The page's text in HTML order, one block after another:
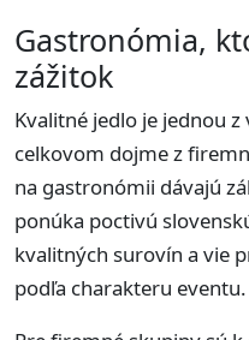
Gastronómia,
zážitok
Kvalitné jedlo je jednou
celkovom dojme z
na gastronómii dávajú
ponúka poctivú
kvalitných surovín a vie
podľa charakteru eventu.